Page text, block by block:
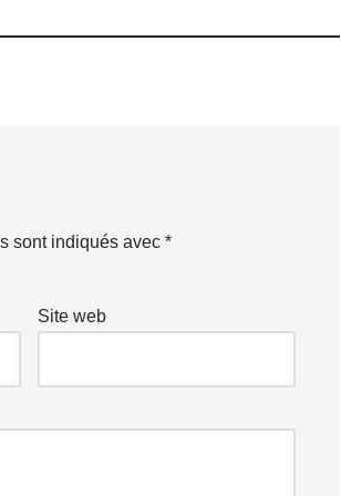
sont indiqués avec *
Site web